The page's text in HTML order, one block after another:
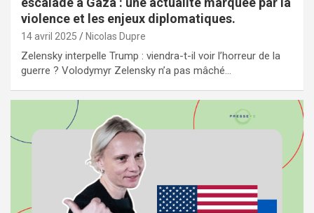
violence et les enjeux diplomatiques.
14 avril 2025 Nicolas Dupre
Zelensky interpelle Trump : viendra-t-il voir l’horreur de la
guerre ? Volodymyr Zelensky n’a pas mâché…